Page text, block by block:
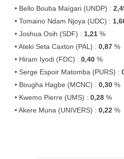
• Bello Bouba Maïgari (UNDP) :
• Tomaino Ndam Njoya (UDC) :
• Joshua Osih (SDF) : 1,21 %
• Ateki Seta Caxton (PAL) : 0,87 %
• Hiram Iyodi (FDC) : 0,40 %
• Serge Espoir Matomba (PURS) :
• Bougha Hagbe (MCNC) : 0,30 %
• Kwemo Pierre (UMS) : 0,28 %
• Akere Muna (UNIVERS) : 0,22 %